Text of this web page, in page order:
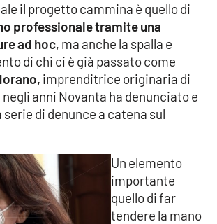
Grippo
il progetto cammina è quello di
professionale tramite una
ad hoc, ma anche la spalla e
di chi ci è già passato come
imprenditrice originaria di
anni Novanta ha denunciato e
serie di denunce a catena sul
Un elemento
importante
quello di far
tendere la mano